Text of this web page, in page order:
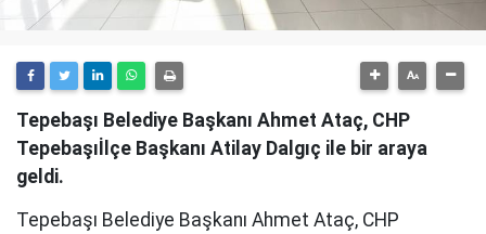
Tepebaşı Belediye Başkanı Ahmet Ataç, CHP
Tepebaşıİlçe Başkanı Atilay Dalgıç ile bir araya
geldi.
Tepebaşı Belediye Başkanı Ahmet Ataç, CHP